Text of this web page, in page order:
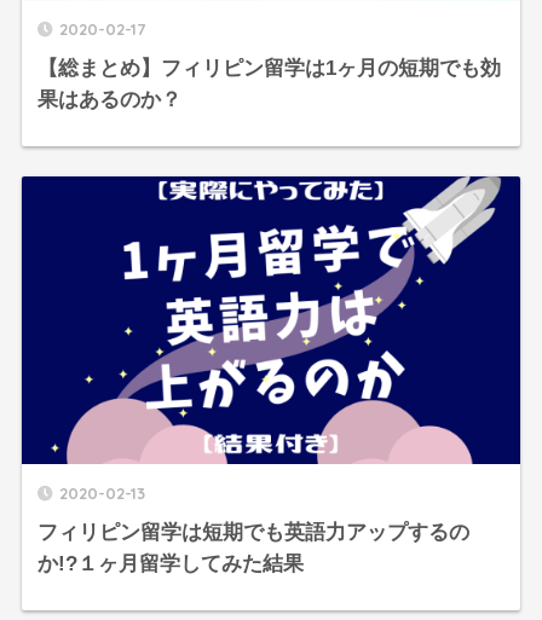
2020-02-17
【総まとめ】フィリピン留学は1ヶ月の短期でも効
果はあるのか？
2020-02-13
フィリピン留学は短期でも英語力アップするの
か!?１ヶ月留学してみた結果